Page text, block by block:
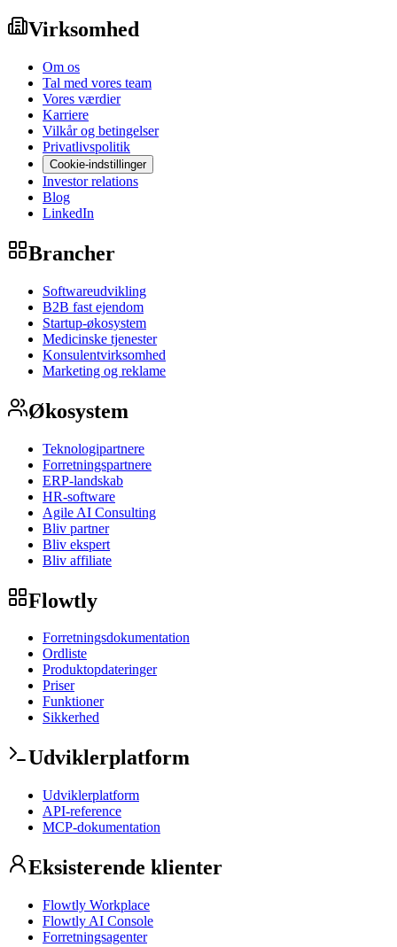
Virksomhed
Om os
Tal med vores team
Vores værdier
Karriere
Vilkår og betingelser
Privatlivspolitik
Cookie-indstillinger
Investor relations
Blog
LinkedIn
Brancher
Softwareudvikling
B2B fast ejendom
Startup-økosystem
Medicinske tjenester
Konsulentvirksomhed
Marketing og reklame
Økosystem
Teknologipartnere
Forretningspartnere
ERP-landskab
HR-software
Agile AI Consulting
Bliv partner
Bliv ekspert
Bliv affiliate
Flowtly
Forretningsdokumentation
Ordliste
Produktopdateringer
Priser
Funktioner
Sikkerhed
Udviklerplatform
Udviklerplatform
API-reference
MCP-dokumentation
Eksisterende klienter
Flowtly Workplace
Flowtly AI Console
Forretningsagenter